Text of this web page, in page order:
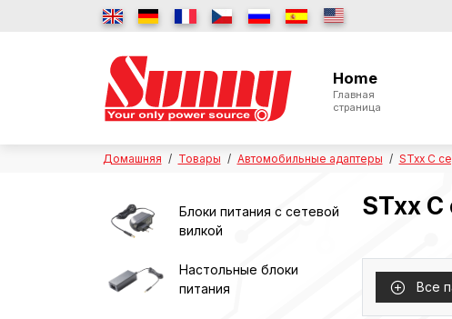
Home
Главная
страница
Домашняя Товары Автомобильные адаптеры STxx C
Блоки питания с сетевой
вилкой
Настольные блоки
питания
STxx C
Все